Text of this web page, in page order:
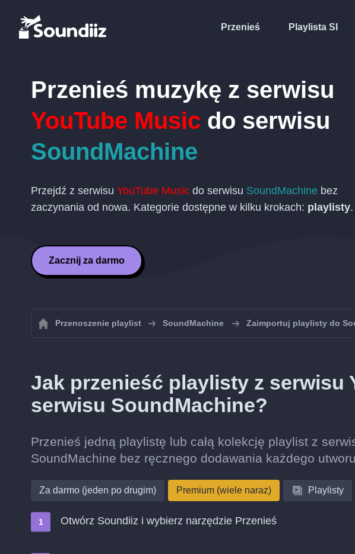
Przenieś Playlista SI
Przenieś muzykę z serwisu
YouTube Music do serwisu
SoundMachine
Przejdź z serwisu YouTube Music do serwisu SoundMachine bez
zaczynania od nowa. Kategorie dostępne w kilku krokach: playlisty.
Zacznij za darmo
Przenoszenie playlist SoundMachine Zaimportuj playlisty do
Jak przenieść playlisty z serwisu
serwisu SoundMachine?
Przenieś jedną playlistę lub całą kolekcję playlist z
SoundMachine bez ręcznego dodawania każdego
Za darmo (jeden po drugim) Premium (wiele naraz) Playlisty
Otwórz Soundiiz i wybierz narzędzie Przenieś